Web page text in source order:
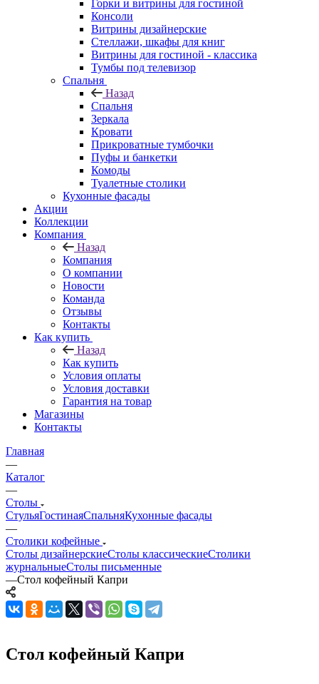
Горки и витрины для гостиной
Консоли
Витрины дизайнерские
Стеллажи, шкафы для книг
Витрины для гостиной - классика
Тумбы под телевизор
Спальня
Назад
Спальня
Зеркала
Кровати
Прикроватные тумбочки
Пуфы и банкетки
Комоды
Туалетные столики
Кухонные фасады
Акции
Коллекции
Компания
Назад
Компания
О компании
Новости
Команда
Отзывы
Контакты
Как купить
Назад
Как купить
Условия оплаты
Условия доставки
Гарантия на товар
Магазины
Контакты
Главная
—
Каталог
—
Столы
СтульяГостинаяСпальняКухонные фасады
—
Столики кофейные
Столы дизайнерскиеСтолы классическиеСтолики
журнальныеСтолы письменные
—Стол кофейный Капри
Стол кофейный Капри